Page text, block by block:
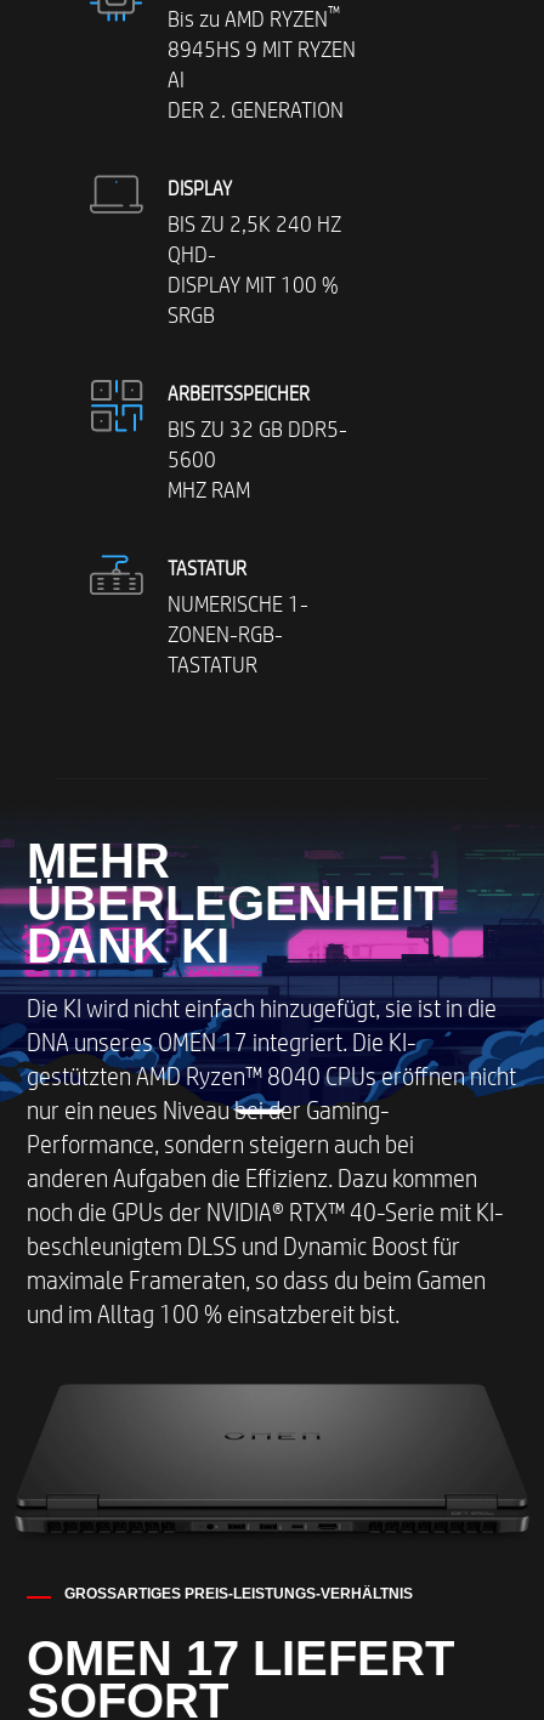
Bis zu AMD RYZEN™
8945HS 9 MIT RYZEN
AI
DER 2. GENERATION
DISPLAY
BIS ZU 2,5K 240 HZ
QHD-
DISPLAY MIT 100 %
SRGB
ARBEITSSPEICHER
BIS ZU 32 GB DDR5-
5600
MHZ RAM
TASTATUR
NUMERISCHE 1-
ZONEN-RGB-
TASTATUR
MEHR
ÜBERLEGENHEIT
DANK KI
Die KI wird nicht einfach hinzugefügt, sie ist in die
DNA unseres OMEN 17 integriert. Die KI-
gestützten AMD Ryzen™ 8040 CPUs eröffnen nicht
nur ein neues Niveau bei der Gaming-
Performance, sondern steigern auch bei
anderen Aufgaben die Effizienz. Dazu kommen
noch die GPUs der NVIDIA® RTX™ 40-Serie mit KI-
beschleunigtem DLSS und Dynamic Boost für
maximale Frameraten, so dass du beim Gamen
und im Alltag 100 % einsatzbereit bist.​
GROSSARTIGES PREIS-LEISTUNGS-VERHÄLTNIS
OMEN 17 LIEFERT
SOFORT